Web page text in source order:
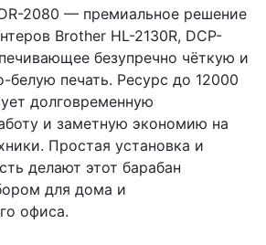
2080 — премиальное решение
Brother HL-2130R, DCP-
безупречно чёткую и
белую печать. Ресурс до 12000
долговременную
и заметную экономию на
Простая установка и
делают этот барабан
для дома и
офиса.